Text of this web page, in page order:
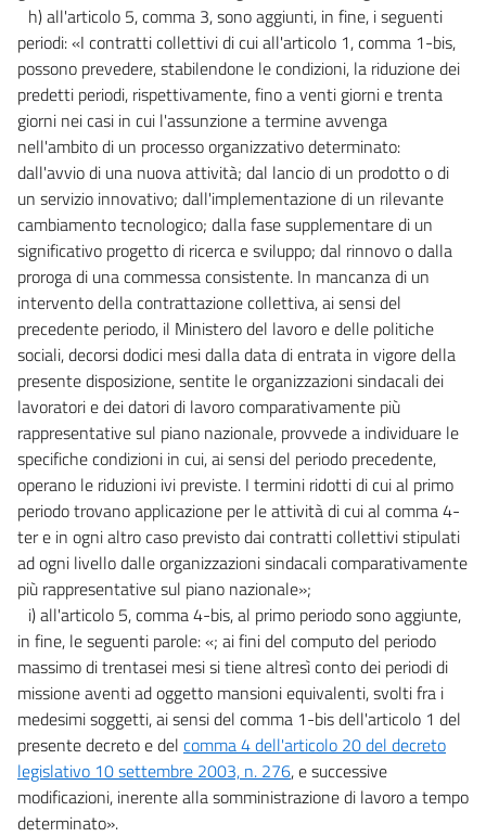
h) all'articolo 5, comma 3, sono aggiunti, in fine, i seguenti
periodi: «I contratti collettivi di cui all'articolo 1, comma 1-bis,
possono prevedere, stabilendone le condizioni, la riduzione dei
predetti periodi, rispettivamente, fino a venti giorni e trenta
giorni nei casi in cui l'assunzione a termine avvenga
nell'ambito di un processo organizzativo determinato:
dall'avvio di una nuova attività; dal lancio di un prodotto o di
un servizio innovativo; dall'implementazione di un rilevante
cambiamento tecnologico; dalla fase supplementare di un
significativo progetto di ricerca e sviluppo; dal rinnovo o dalla
proroga di una commessa consistente. In mancanza di un
intervento della contrattazione collettiva, ai sensi del
precedente periodo, il Ministero del lavoro e delle politiche
sociali, decorsi dodici mesi dalla data di entrata in vigore della
presente disposizione, sentite le organizzazioni sindacali dei
lavoratori e dei datori di lavoro comparativamente più
rappresentative sul piano nazionale, provvede a individuare le
specifiche condizioni in cui, ai sensi del periodo precedente,
operano le riduzioni ivi previste. I termini ridotti di cui al primo
periodo trovano applicazione per le attività di cui al comma 4-
ter e in ogni altro caso previsto dai contratti collettivi stipulati
ad ogni livello dalle organizzazioni sindacali comparativamente
più rappresentative sul piano nazionale»;
i) all'articolo 5, comma 4-bis, al primo periodo sono aggiunte,
in fine, le seguenti parole: «; ai fini del computo del periodo
massimo di trentasei mesi si tiene altresì conto dei periodi di
missione aventi ad oggetto mansioni equivalenti, svolti fra i
medesimi soggetti, ai sensi del comma 1-bis dell'articolo 1 del
presente decreto e del comma 4 dell'articolo 20 del decreto
legislativo 10 settembre 2003, n. 276, e successive
modificazioni, inerente alla somministrazione di lavoro a tempo
determinato».